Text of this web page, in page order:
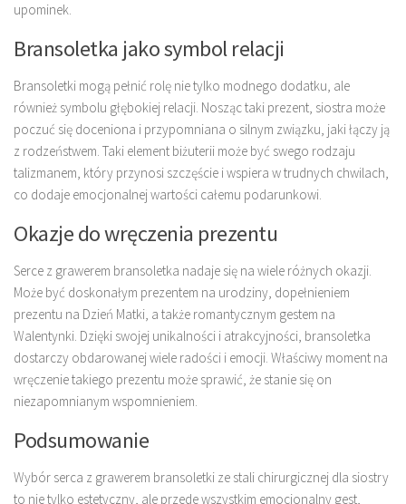
upominek.
Bransoletka jako symbol relacji
Bransoletki mogą pełnić rolę nie tylko modnego dodatku, ale
również symbolu głębokiej relacji. Nosząc taki prezent, siostra może
poczuć się doceniona i przypomniana o silnym związku, jaki łączy ją
z rodzeństwem. Taki element biżuterii może być swego rodzaju
talizmanem, który przynosi szczęście i wspiera w trudnych chwilach,
co dodaje emocjonalnej wartości całemu podarunkowi.
Okazje do wręczenia prezentu
Serce z grawerem bransoletka nadaje się na wiele różnych okazji.
Może być doskonałym prezentem na urodziny, dopełnieniem
prezentu na Dzień Matki, a także romantycznym gestem na
Walentynki. Dzięki swojej unikalności i atrakcyjności, bransoletka
dostarczy obdarowanej wiele radości i emocji. Właściwy moment na
wręczenie takiego prezentu może sprawić, że stanie się on
niezapomnianym wspomnieniem.
Podsumowanie
Wybór serca z grawerem bransoletki ze stali chirurgicznej dla siostry
to nie tylko estetyczny, ale przede wszystkim emocjonalny gest,